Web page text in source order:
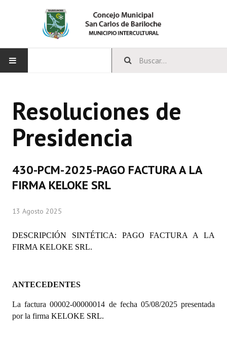
CONCEJO
Bloques Políticos
Comisiones Permanentes
Concejales Mandato Cumplido
Programas
Constitución Nacional
Constitución Provincial
Resoluciones de
Presidencia
430-PCM-2025-PAGO FACTURA A LA
FIRMA KELOKE SRL
13 Agosto 2025
DESCRIPCIÓN SINTÉTICA: PAGO FACTURA A LA
FIRMA KELOKE SRL.
ANTECEDENTES
La factura 00002-00000014 de fecha 05/08/2025 presentada
por la firma KELOKE SRL.